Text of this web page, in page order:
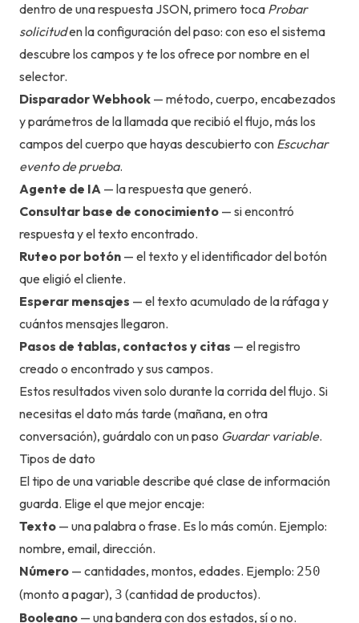
dentro de una respuesta JSON, primero toca Probar
solicituden la configuración del paso: con eso el sistema
descubre los campos y te los ofrece por nombre en el
selector.
Disparador Webhook — método, cuerpo, encabezados
y parámetros de la llamada que recibió el flujo, más los
campos del cuerpo que hayas descubierto con Escuchar
evento de prueba.
Agente de IA — la respuesta que generó.
Consultar base de conocimiento — si encontró
respuesta y el texto encontrado.
Ruteo por botón — el texto y el identificador del botón
que eligió el cliente.
Esperar mensajes — el texto acumulado de la ráfaga y
cuántos mensajes llegaron.
Pasos de tablas, contactos y citas — el registro
creado o encontrado y sus campos.
Estos resultados viven solo durante la corrida del flujo. Si
necesitas el dato más tarde (mañana, en otra
conversación), guárdalo con un paso Guardar variable.
Tipos de dato
El tipo de una variable describe qué clase de información
guarda. Elige el que mejor encaje:
Texto — una palabra o frase. Es lo más común. Ejemplo:
nombre, email, dirección.
Número — cantidades, montos, edades. Ejemplo: 250
(monto a pagar), 3 (cantidad de productos).
Booleano — una bandera con dos estados, sí o no.